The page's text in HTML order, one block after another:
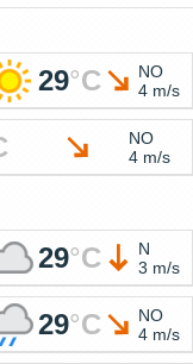
29°C
NO
4 m/s
NO
4 m/s
29°C
N
3 m/s
29°C
NO
4 m/s